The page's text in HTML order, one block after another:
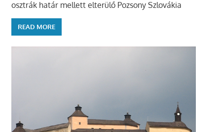
osztrák határ mellett elterülő Pozsony Szlovákia
READ MORE